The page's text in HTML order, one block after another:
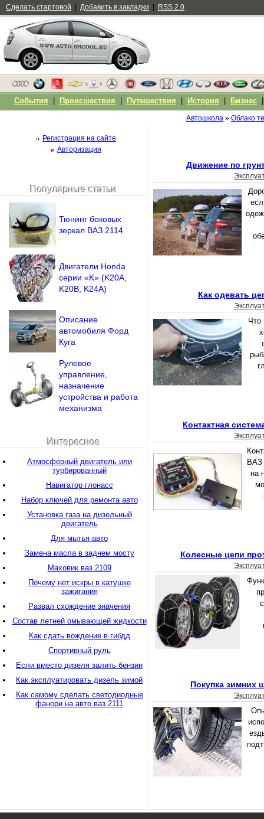
Автошкола » Облако
Движение по
Как одевать
Что
Контактная
ВАЗ
на
Колесные цепи
Покупка зимних
Регистрация на сайте
Авторизация
Популярные статьи
Тюнинг боковых
зеркал ВАЗ 2114
Двигатели Honda
серии «K» (K20A,
K20B, K24A)
Описание
автомобиля Форд
Куга
Рулевое
управление,
назначение
устройства и работа
механизма
Интересное
Атмосферный двигатель или
турбированный
Навигатор глонасс
Набор ключей для ремонта авто
Установка газа на дизельный
двигатель
Для мытья авто
Замена масла в заднем мосту
Маховик ваз 2109
Почему нет искры в катушке
зажигания
Развал схождение значения
Состав летней омывающей жидкости
Как сдать вождение в гибдд
Спортивный руль
Если вместо дизеля залить бензин
Как эксплуатировать дизель зимой
Как самому сделать светодиодные
фанори на авто ваз 2111
Сделать стартовой Добавить в закладки RSS 2.0
События Происшествия Путешествия История Бизнес